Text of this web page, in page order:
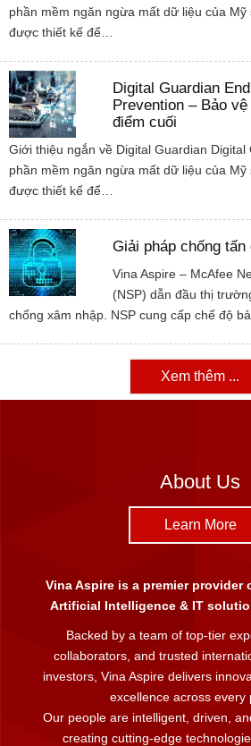
phần mềm ngăn ngừa mất dữ liệu của Mỹ
được thiết kế để…
Digital Guardian
Prevention – Bảo
điểm cuối
Giới thiệu ngắn về Digital Guardian
phần mềm ngăn ngừa mất dữ liệu của Mỹ
được thiết kế để…
Giải pháp chống tấn
Vina Aspire – McAfee
(NSP) dẫn đầu thị
chống xâm nhập. NSP cung cấp chế độ
Xem thêm ...
About Us
Learn More
Vina Aspire is a premier provider
Artificial Intelligence & IT
Backed by a team of top-tier
collaborators, and trusted
investors, Vina Aspire delivers
excellence across every
Our people are intelligent, driven,
creating cutting-edge